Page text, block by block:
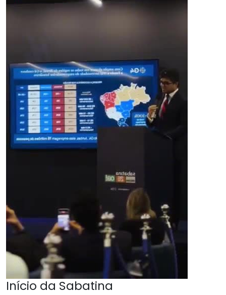
Início da Sabatina